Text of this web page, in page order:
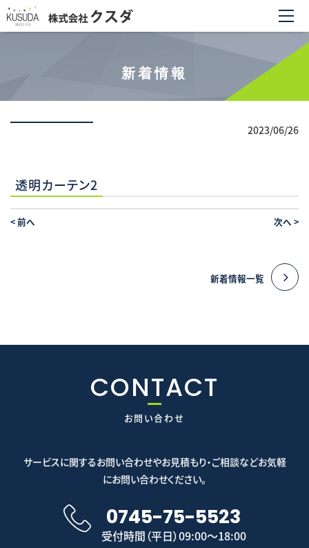
新着情報
2023/06/26
透明カーテン2
<前へ 次へ >
新着情報一覧
CONTACT
お問い合わせ
サービスに関するお問い合わせやお見積もり・ご相談などお気軽
にお問い合わせください。
0745-75-5523
受付時間（平日）09:00～18:00